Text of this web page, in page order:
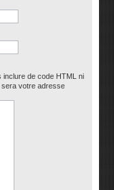
de code HTML ni
sera votre adresse